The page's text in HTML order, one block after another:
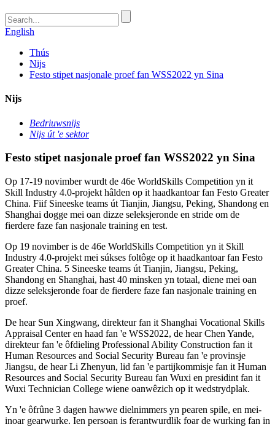
English
Thús
Nijs
Festo stipet nasjonale proef fan WSS2022 yn Sina
Nijs
Bedriuwsnijs
Nijs út 'e sektor
Festo stipet nasjonale proef fan WSS2022 yn Sina
Op 17-19 novimber wurdt de 46e WorldSkills Competition yn it
Skill Industry 4.0-projekt hâlden op it haadkantoar fan Festo Greater
China. Fiif Sineeske teams út Tianjin, Jiangsu, Peking, Shandong en
Shanghai dogge mei oan dizze seleksjeronde en stride om de
fierdere faze fan nasjonale training en test.
Op 19 novimber is de 46e WorldSkills Competition yn it Skill
Industry 4.0-projekt mei súkses foltôge op it haadkantoar fan Festo
Greater China. 5 Sineeske teams út Tianjin, Jiangsu, Peking,
Shandong en Shanghai, hast 40 minsken yn totaal, diene mei oan
dizze seleksjeronde foar de fierdere faze fan nasjonale training en
proef.
De hear Sun Xingwang, direkteur fan it Shanghai Vocational Skills
Appraisal Center en haad fan 'e WSS2022, de hear Chen Yande,
direkteur fan 'e ôfdieling Professional Ability Construction fan it
Human Resources and Social Security Bureau fan 'e provinsje
Jiangsu, de hear Li Zhenyun, lid fan 'e partijkommisje fan it Human
Resources and Social Security Bureau fan Wuxi en presidint fan it
Wuxi Technician College wiene oanwêzich op it wedstrydplak.
Yn 'e ôfrûne 3 dagen hawwe dielnimmers yn pearen spile, en mei-
inoar gearwurke. Ien persoan is ferantwurdlik foar de wurking fan in